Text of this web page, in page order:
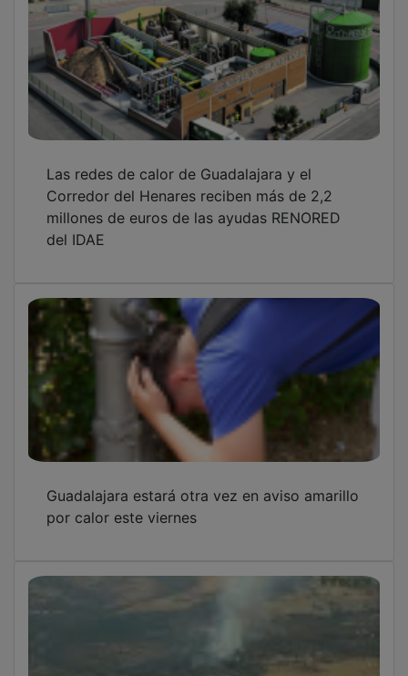
Corredor del Henares reciben más de 2,2
millones de euros de las ayudas RENORED
del IDAE
por calor este viernes